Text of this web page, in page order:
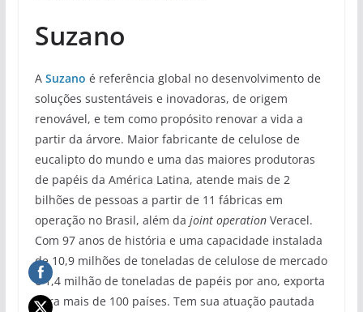
Suzano
A Suzano é referência global no desenvolvimento de
soluções sustentáveis e inovadoras, de origem
renovável, e tem como propósito renovar a vida a
partir da árvore. Maior fabricante de celulose de
eucalipto do mundo e uma das maiores produtoras
de papéis da América Latina, atende mais de 2
bilhões de pessoas a partir de 11 fábricas em
operação no Brasil, além da joint operationVeracel.
Com 97 anos de história e uma capacidade instalada
de 10,9 milhões de toneladas de celulose de mercado
e 1,4 milhão de toneladas de papéis por ano, exporta
para mais de 100 países. Tem sua atuação pautada